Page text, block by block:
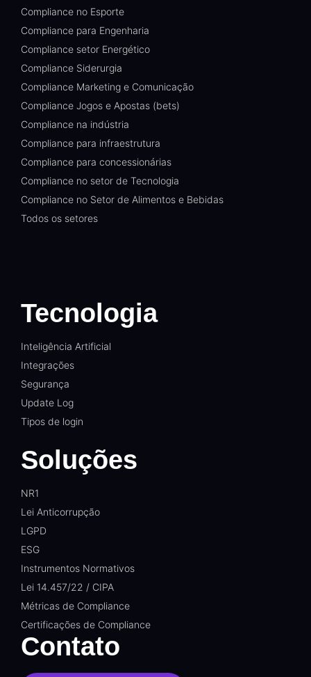
Compliance no Esporte
Compliance para Engenharia
Compliance setor Energético
Compliance Siderurgia
Compliance Marketing e Comunicação
Compliance Jogos e Apostas (bets)
Compliance na indústria
Compliance para infraestrutura
Compliance para concessionárias
Compliance no setor de Tecnologia
Compliance no Setor de Alimentos e Bebidas
Todos os setores
Tecnologia
Inteligência Artificial
Integrações
Segurança
Update Log
Tipos de login
Soluções
NR1
Lei Anticorrupção
LGPD
ESG
Instrumentos Normativos
Lei 14.457/22 / CIPA
Métricas de Compliance
Certificações de Compliance
Contato